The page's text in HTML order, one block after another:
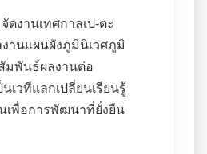
ดงานเทศกาลเป-ตะ
งานแผนผังภูมินิเวศภูมิ
มพันธ์ผลงานต่อ
เวทีแลกเปลี่ยนเรียนรู้
เพื่อการพัฒนาที่ยั่งยืน